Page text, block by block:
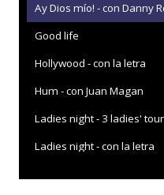
Ay Dios mío! - con Danny
Good life
Hollywood - con la letra
Hum - con Juan Magan
Ladies night - 3 ladies' tour
Ladies night - con la letra